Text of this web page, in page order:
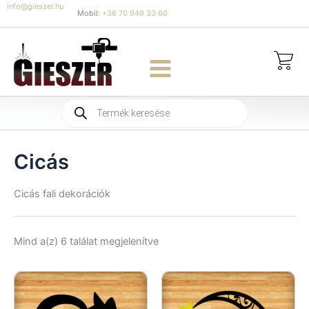
Skip
to
content
info@gieszer.hu
Mobil: +36 70 949 33 60
Products
search
Cicás
Cicás fali dekorációk
Mind a(z) 6 találat megjelenítveSorted